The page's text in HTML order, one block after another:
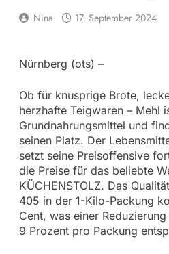
Nina 17. September 2024
Nürnberg (ots) –
Ob für knusprige Brote,
herzhafte Teigwaren – Mehl
Grundnahrungsmittel und
seinen Platz. Der
setzt seine Preisoffensive
die Preise für das beliebte
KÜCHENSTOLZ. Das
405 in der 1-Kilo-Packung
Cent, was einer
9 Prozent pro Packung